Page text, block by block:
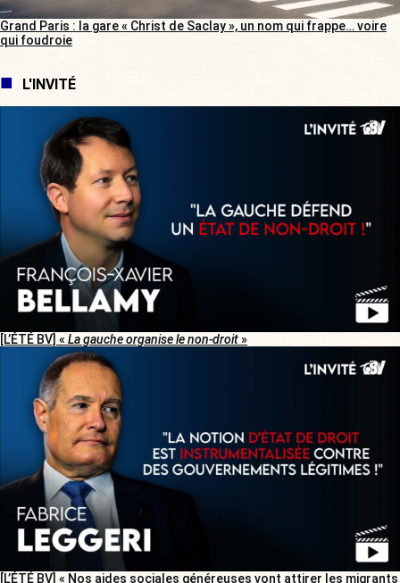
Grand Paris : la gare « Christ de Saclay », un nom qui frappe… voire
qui foudroie
L'INVITÉ
[L’ÉTÉ BV] « La gauche organise le non-droit»
[L’ÉTÉ BV] « Nos aides sociales généreuses vont attirer les migrants